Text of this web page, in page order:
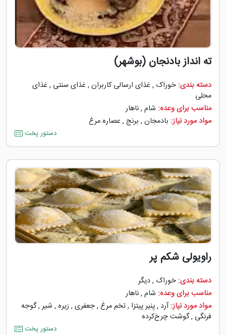
ته انداز بادنجان (بوشهر)
دسته بندی: خوراک , غذای ارسالی کاربران , غذای سنتی , غذای
محلی
مناسب برای وعده: شام ,ناهار
مواد مورد نیاز: بادمجان , برنج , عصاره مرغ
دستور پخت
راویولی شکم پر
دسته بندی: خوراک ,دیگر
مناسب برای وعده: شام ,ناهار
مواد مورد نیاز: آرد ,پنیر پیتزا ,تخم مرغ ,جعفری , زیره , شیر,گوجه
‌فرنگی ,گوشت چرخ‌کرده
دستور پخت